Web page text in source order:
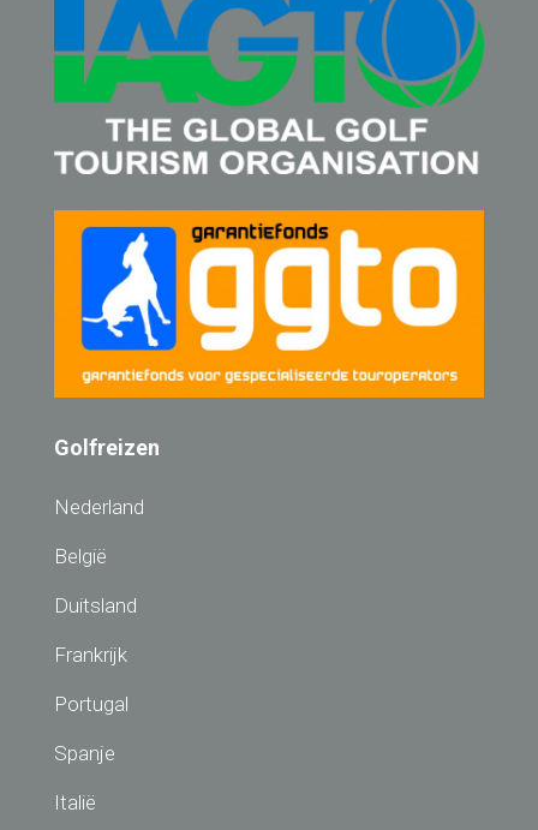
Golfreizen
Nederland
België
Duitsland
Frankrijk
Portugal
Spanje
Italië